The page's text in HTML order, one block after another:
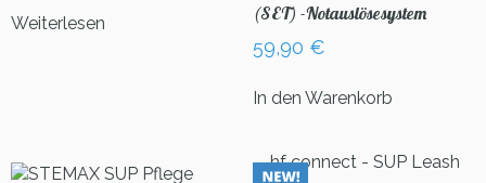
Weiterlesen
(SET) -Notauslösesystem
59,90 €
In den Warenkorb